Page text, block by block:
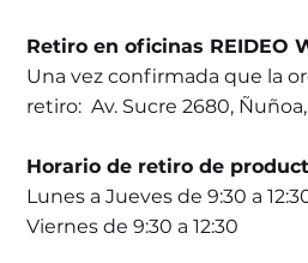
Retiro en oficinas REIDEO
Una vez confirmada que la
retiro: Av. Sucre 2680,
Horario de retiro de
Lunes a Jueves de 9:30 a
Viernes de 9:30 a 12:30